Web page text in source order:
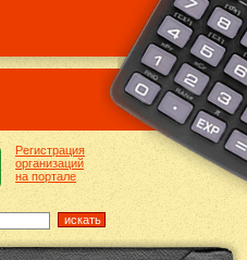
Регистрация
организаций
на портале